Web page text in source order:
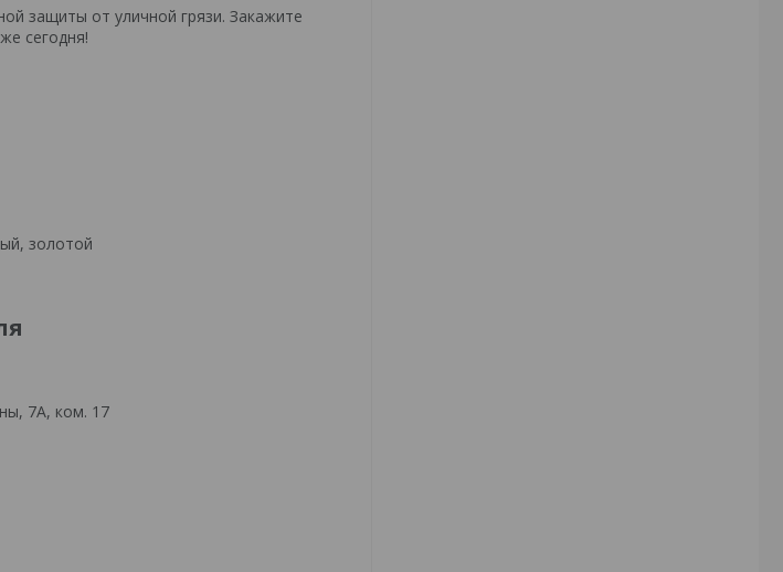
защиты от уличной грязи. Закажите
сегодня!
золотой
7А, ком. 17